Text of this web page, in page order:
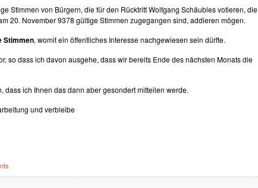
Stimmen von Bürgern, die für den Rücktritt Wolfgang Schäubles votieren, die
20. November 9378 gültige Stimmen zugegangen sind, addieren mögen.
Stimmen, womit ein öffentliches Interesse nachgewiesen sein dürfte.
so dass ich davon ausgehe, dass wir bereits Ende des nächsten Monats die
dass ich Ihnen das dann aber gesondert mitteilen werde.
und verbleibe